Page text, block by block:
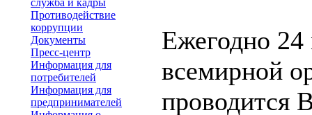
служба и кадры
Противодействие
коррупции
Документы
Пресс-центр
Информация для
потребителей
Информация для
предпринимателей
Ежегодно 24
всемирной
проводится